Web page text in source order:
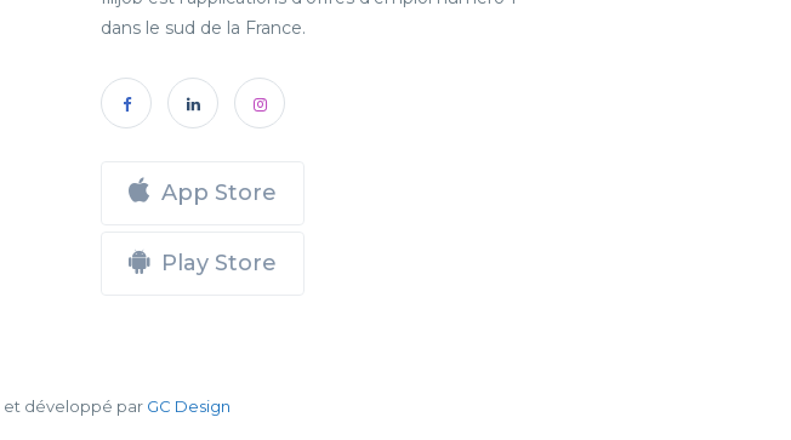
dans le sud de la France.
App Store
Play Store
et développé par GC Design